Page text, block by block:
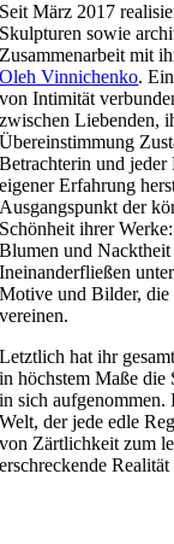
Seit März 2017
Skulpturen sowie
Zusammenarbeit mit
Oleh Vinnichenko.
von Intimität
zwischen Liebenden,
Übereinstimmung
Betrachterin und jeder
eigener Erfahrung
Ausgangspunkt der
Schönheit ihrer
Blumen und Nacktheit
Ineinanderfließen
Motive und Bilder,
vereinen.
Letztlich hat ihr
in höchstem Maße die
in sich
Welt, der jede edle
von Zärtlichkeit zum
erschreckende